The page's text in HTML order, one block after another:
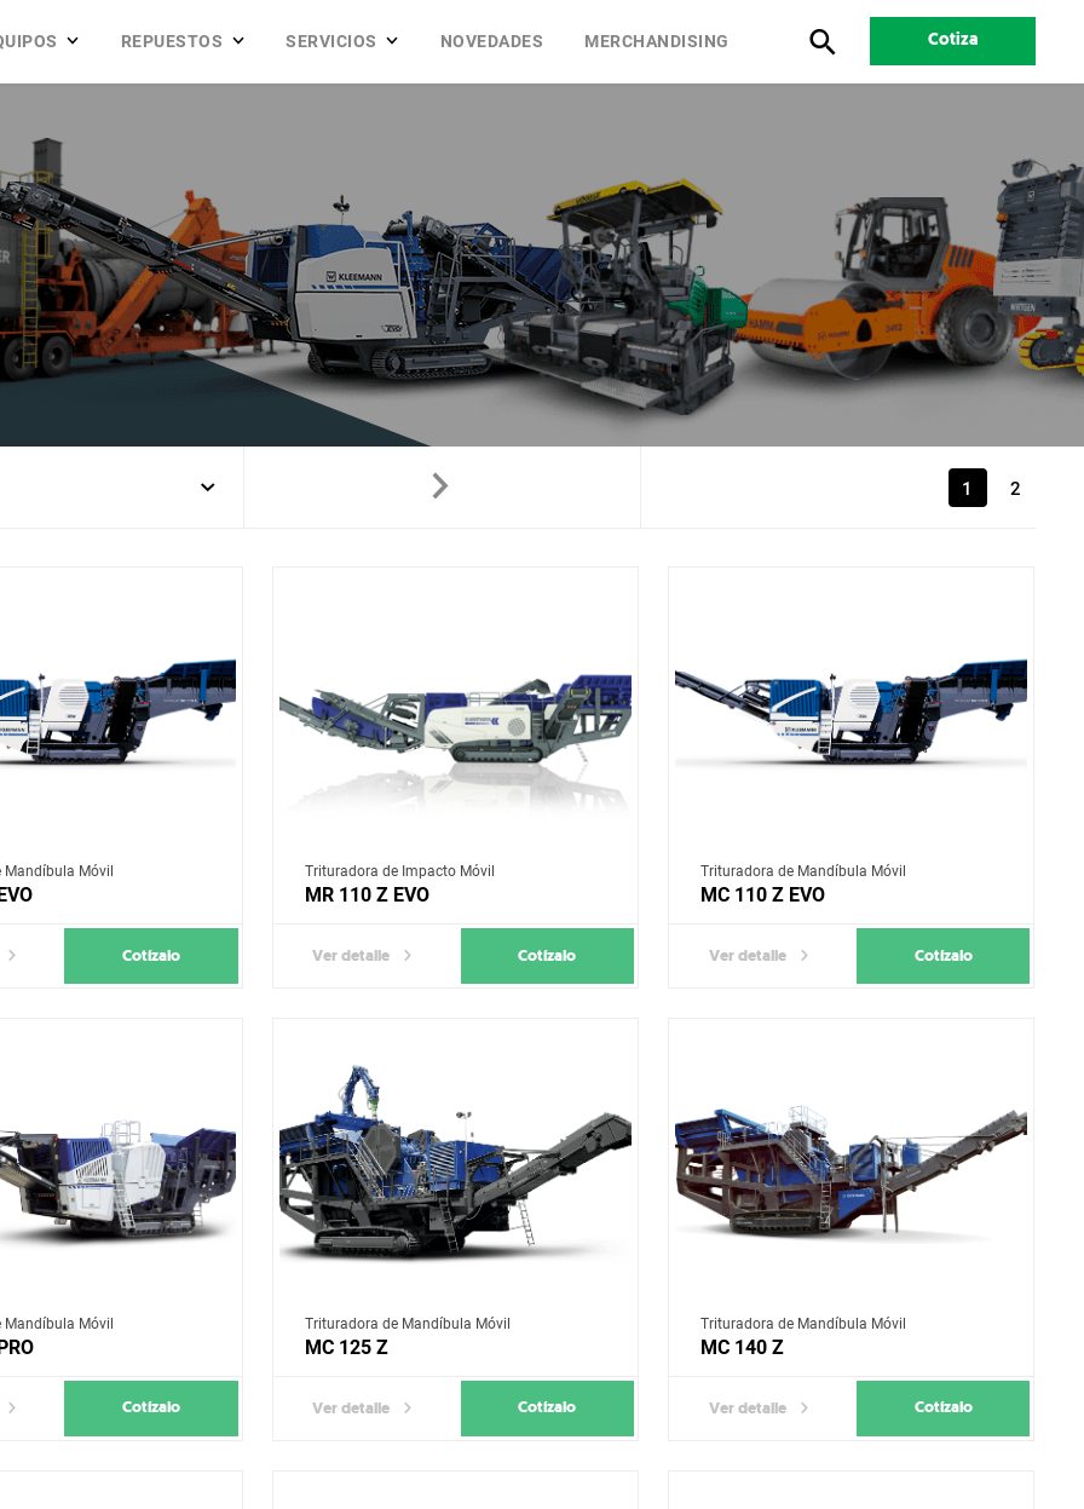
REPUESTOS SERVICIOS NOVEDADES MERCHANDISING Cotiza
1 2
Móvil
Cotízalo
Trituradora de Impacto Móvil
MR 110 Z EVO
Ver detalle Cotízalo
Trituradora de Mandíbula Móvil
MC 110 Z EVO
Ver detalle Cotízalo
Móvil
Cotízalo
Trituradora de Mandíbula Móvil
MC 125 Z
Ver detalle Cotízalo
Trituradora de Mandíbula Móvil
MC 140 Z
Ver detalle Cotízalo